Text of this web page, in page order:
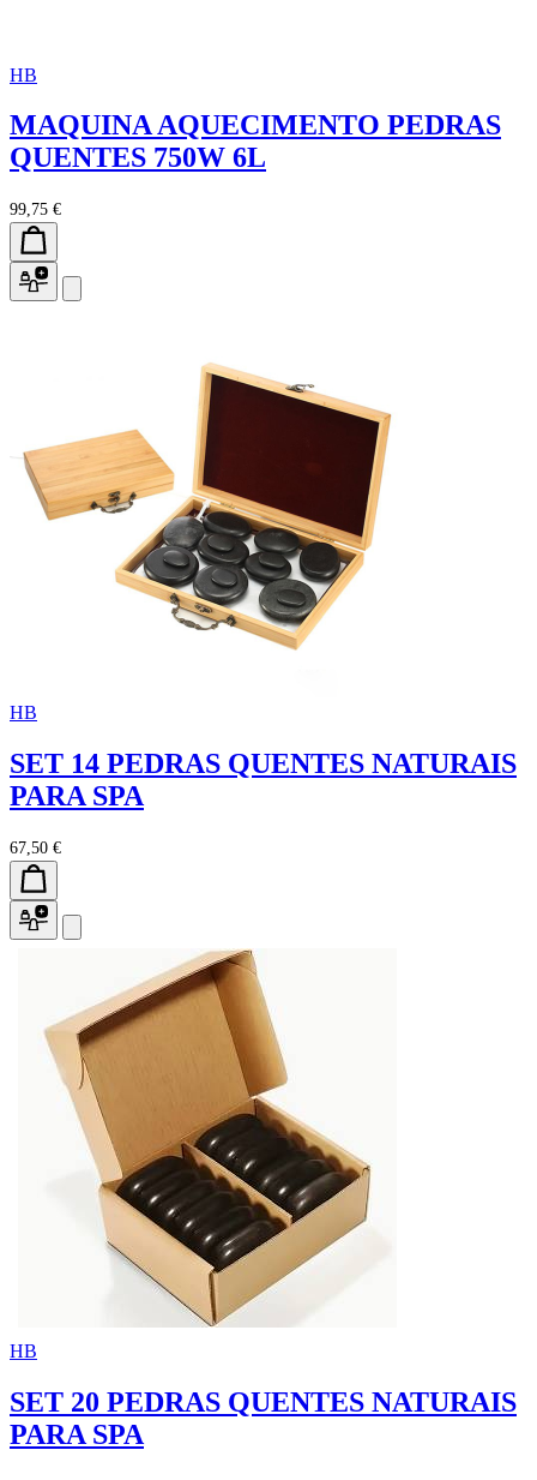
HB
MAQUINA AQUECIMENTO PEDRAS
QUENTES 750W 6L
99,75 €
HB
SET 14 PEDRAS QUENTES NATURAIS
PARA SPA
67,50 €
HB
SET 20 PEDRAS QUENTES NATURAIS
PARA SPA